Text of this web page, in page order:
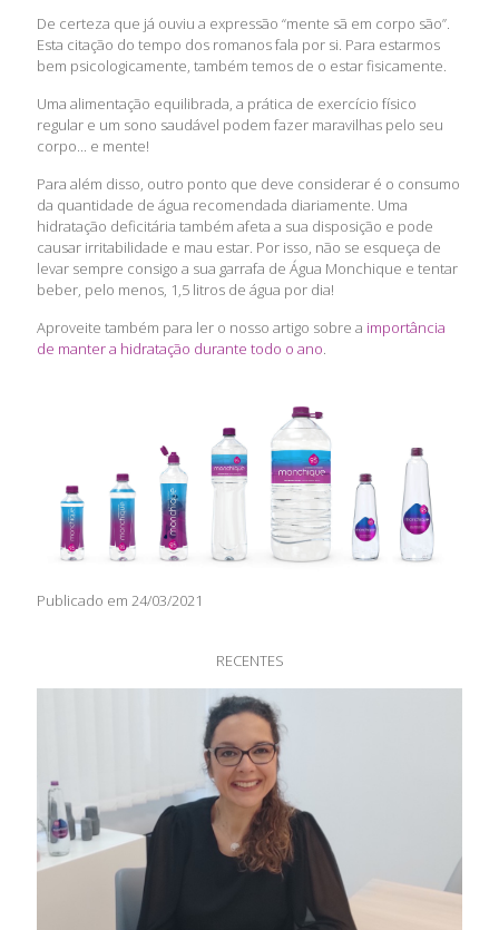
De certeza que já ouviu a expressão “mente sã em corpo são”.
Esta citação do tempo dos romanos fala por si. Para estarmos
bem psicologicamente, também temos de o estar fisicamente.
Uma alimentação equilibrada, a prática de exercício físico
regular e um sono saudável podem fazer maravilhas pelo seu
corpo... e mente!
Para além disso, outro ponto que deve considerar é o consumo
da quantidade de água recomendada diariamente. Uma
hidratação deficitária também afeta a sua disposição e pode
causar irritabilidade e mau estar. Por isso, não se esqueça de
levar sempre consigo a sua garrafa de Água Monchique e tentar
beber, pelo menos, 1,5 litros de água por dia!
Aproveite também para ler o nosso artigo sobre a importância
de manter a hidratação durante todo o ano.
Publicado em 24/03/2021
RECENTES